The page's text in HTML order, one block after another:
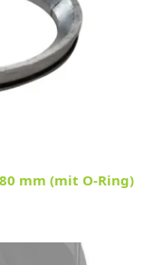
mm (mit O-Ring)